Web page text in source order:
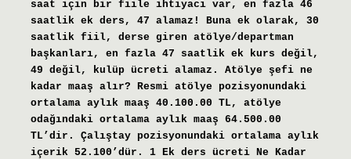
saat için bir fiile ihtiyacı var, en fazla 46
saatlik ek ders, 47 alamaz! Buna ek olarak, 30
saatlik fiil, derse giren atölye/departman
başkanları, en fazla 47 saatlik ek kurs değil,
49 değil, kulüp ücreti alamaz. Atölye şefi ne
kadar maaş alır? Resmi atölye pozisyonundaki
ortalama aylık maaş 40.100.00 TL, atölye
odağındaki ortalama aylık maaş 64.500.00
TL’dir. Çalıştay pozisyonundaki ortalama aylık
içerik 52.100’dür. 1 Ek ders ücreti Ne Kadar